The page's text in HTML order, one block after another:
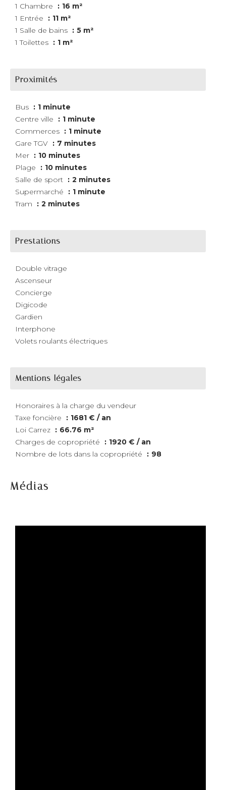
1 Chambre
16 m²
1 Entrée
11 m²
1 Salle de bains
5 m²
1 Toilettes
1 m²
Proximités
Bus
1 minute
Centre ville
1 minute
Commerces
1 minute
Gare TGV
7 minutes
Mer
10 minutes
Plage
10 minutes
Salle de sport
2 minutes
Supermarché
1 minute
Tram
2 minutes
Prestations
Double vitrage
Ascenseur
Concierge
Digicode
Gardien
Interphone
Volets roulants électriques
Mentions légales
Honoraires à la charge du vendeur
Taxe foncière
1681 € / an
Loi Carrez
66.76 m²
Charges de copropriété
1920 € / an
Nombre de lots dans la copropriété
98
Médias